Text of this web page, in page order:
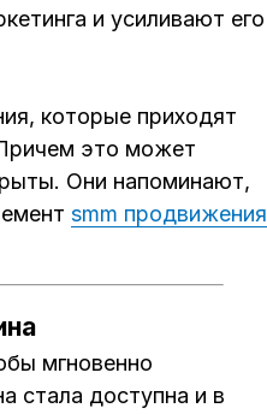
и усиливают его
которые приходят
это может
Они напоминают,
smm продвижения
мгновенно
стала доступна и в